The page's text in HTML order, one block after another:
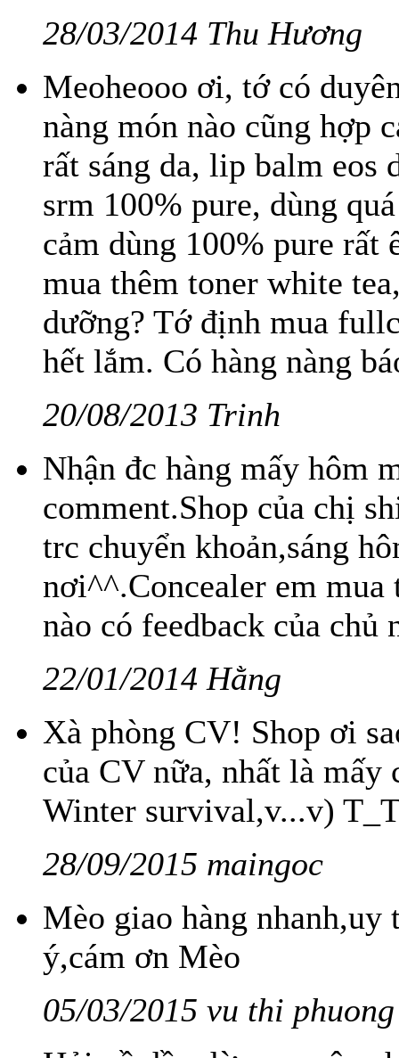
28/03/2014 Thu Hương
Meoheooo ơi, tớ có
nàng món nào cũng hợp
rất sáng da, lip balm eos
srm 100% pure, dùng
cảm dùng 100% pure
mua thêm toner white
dưỡng? Tớ định mua
hết lắm. Có hàng nàng
20/08/2013 Trinh
Nhận đc hàng mấy hôm
comment.Shop của chị
trc chuyển khoản,sáng
nơi^^.Concealer em
nào có feedback của chủ
22/01/2014 Hằng
Xà phòng CV! Shop ơi
của CV nữa, nhất là
Winter survival,v...v)
28/09/2015 maingoc
Mèo giao hàng
ý,cám ơn Mèo
05/03/2015 vu thi